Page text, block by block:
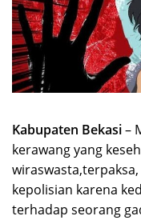
Kabupaten Bekasi–
kerawang yang
kepolisian karena
terhadap seorang